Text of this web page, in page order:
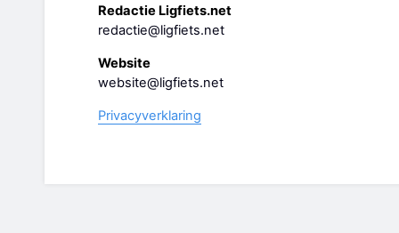
Redactie Ligfiets.net
redactie@ligfiets.net
Website
website@ligfiets.net
Privacyverklaring